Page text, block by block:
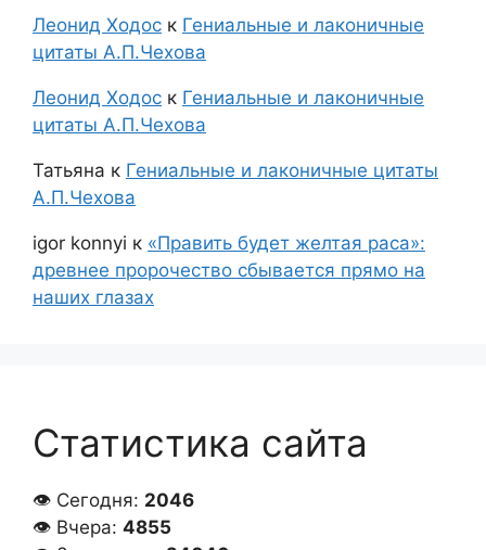
Леонид Ходос к Гениальные и лаконичные
цитаты А.П.Чехова
Леонид Ходос к Гениальные и лаконичные
цитаты А.П.Чехова
Татьяна к Гениальные и лаконичные цитаты
А.П.Чехова
igor konnyi к «Править будет желтая раса»:
древнее пророчество сбывается прямо на
наших глазах
Статистика сайта
👁 Сегодня: 2046
👁 Вчера: 4855